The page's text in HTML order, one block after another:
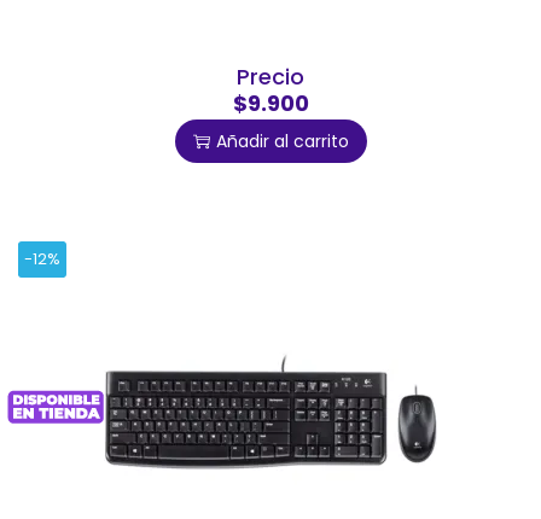
Precio
$9.900
Añadir al carrito
-12%